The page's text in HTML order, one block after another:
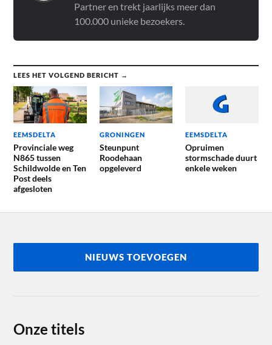
Partner en trekt jaarlijks meer dan
100.000 unieke bezoekers.
LEES HET VOLGEND BERICHT →
EEMSDELTA
Provinciale weg
N865 tussen
Schildwolde en Ten
Post deels
afgesloten
GRONINGEN
Steunpunt
Roodehaan
opgeleverd
EEMSDELTA
Opruimen
stormschade duurt
enkele weken
NIEUWS TOEVOEGEN
Onze titels